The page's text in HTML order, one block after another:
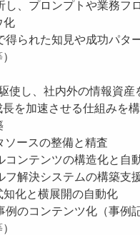
、プロンプトや業務フ
化
られた知見や成功パタ
使し、社内外の情報資
を加速させる仕組みを
ースの整備と精査
ンテンツの構造化と自
解決システムの構築支
知化と横展開の自動化
のコンテンツ化（事例